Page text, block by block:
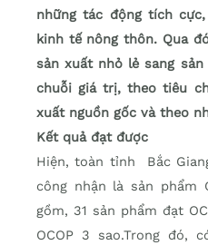
những tác động tích
kinh tế nông thôn. Qua
sản xuất nhỏ lẻ sang
chuỗi giá trị, theo tiêu
xuất nguồn gốc và theo
Kết quả đạt được
Hiện, toàn tỉnh Bắc
công nhận là sản
gồm, 31 sản phẩm đạt
OCOP 3 sao.Trong đó,